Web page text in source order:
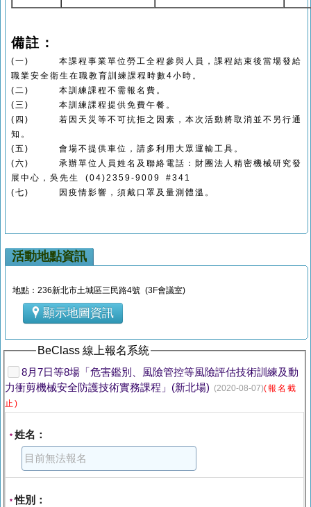
備註：
(一) 本課程事業單位勞工全程參與人員，課程結束後當場發給
職業安全衛生在職教育訓練課程時數4小時。
(二) 本訓練課程不需報名費。
(三) 本訓練課程提供免費午餐。
(四) 若因天災等不可抗拒之因素，本次活動將取消並不另行通
知。
(五) 會場不提供車位，請多利用大眾運輸工具。
(六) 承辦單位人員姓名及聯絡電話：財團法人精密機械研究發
展中心，吳先生 (04)2359-9009 #341
(七)
因疫情影響，須戴口罩及量測體溫。
活動地點資訊
地點：236新北市土城區三民路4號 (3F會議室)
顯示地圖資訊
BeClass 線上報名系統
8月7日等8場「危害鑑別、風險管控等風險評估技術訓練及動
力衝剪機械安全防護技術實務課程」(新北場) (2020-08-07)(報名截
止)
* 姓名：
*性別：